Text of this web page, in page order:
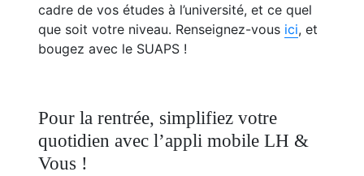
cadre de vos études à l’université, et ce quel
que soit votre niveau. Renseignez-vous ici, et
bougez avec le SUAPS !
Pour la rentrée, simplifiez votre
quotidien avec l’appli mobile LH &
Vous !